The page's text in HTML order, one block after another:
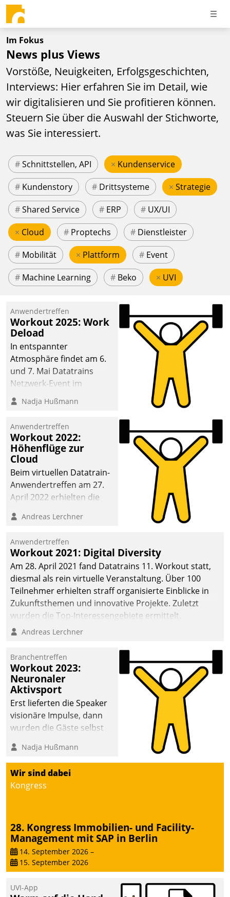
Im Fokus
News plus Views
Vorstöße, Neuigkeiten, Erfolgsgeschichten,
Interviews: Hier erfahren Sie im Detail, wie
wir digitalisieren und Sie profitieren können.
Steuern Sie über die Auswahl der Stichworte,
was Sie interessiert.
#Schnittstellen, API × Kundenservice
# Kundenstory # Drittsysteme × Strategie
#Shared Service # ERP # UX/UI
× Cloud # Proptechs # Dienstleister
# Mobilität × Plattform # Event
# Machine Learning # Beko × UVI
Anwendertreffen
Workout 2025: Work
Deload
In entspannter
Atmosphäre findet am 6.
und 7. Mai Datatrains
Netzwerk-Event im
Kunden- und Partnerkreis
statt. Zentrale Frage: Wie
Mammutprojekte
meistern und Workloads
wuppen – bei zunehmend
anspruchsvollen
Aufgaben und
abnehmendem
Nadja Hußmann
Anwendertreffen
Workout 2022:
Höhenflüge zur
Cloud
Beim virtuellen Datatrain-
Anwendertreffen am 27.
April 2022 erhielten die
Teilnehmer kurzweilige
Cloud-Strategien und -
Lösungen mit hohem
Zukunftspotenzial.
Andreas Lerchner
Anwendertreffen
Workout 2021: Digital Diversity
Am 28. April 2021 fand Datatrains 11. Workout statt,
diesmal als rein virtuelle Veranstaltung. Über 100
Teilnehmer erhielten straff organisierte Einblicke in
Zukunftsthemen und innovative Projekte. Zuletzt
wurden die Top-Interessengebiete ermittelt.
Andreas Lerchner
Branchentreffen
Workout 2023:
Neuronaler
Aktivsport
Erst lieferten die Speaker
visionäre Impulse, dann
wurden die Gäste selbst
methodisch
Vernetzungsideen fürs
Quartier. Dazwischen
zeigte Datatrain, was es
Nadja Hußmann
Wir sind dabei
Kongress
28. Kongress Immobilien- und Facility-
Management mit SAP in Berlin
14. September 2026 –
15. September 2026
UVI-App